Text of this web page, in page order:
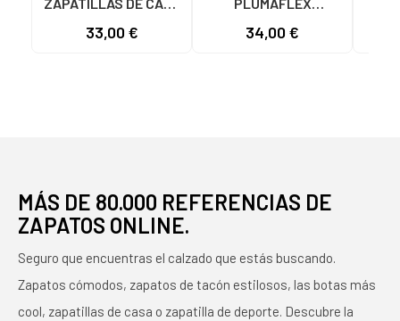
AZUL MARINO
33,00 €
ROJAS ROJO
34,00 €
MÁS DE 80.000 REFERENCIAS DE
ZAPATOS ONLINE.
Seguro que encuentras el calzado que estás buscando.
Zapatos cómodos, zapatos de tacón estilosos, las botas más
cool, zapatillas de casa o zapatilla de deporte. Descubre la